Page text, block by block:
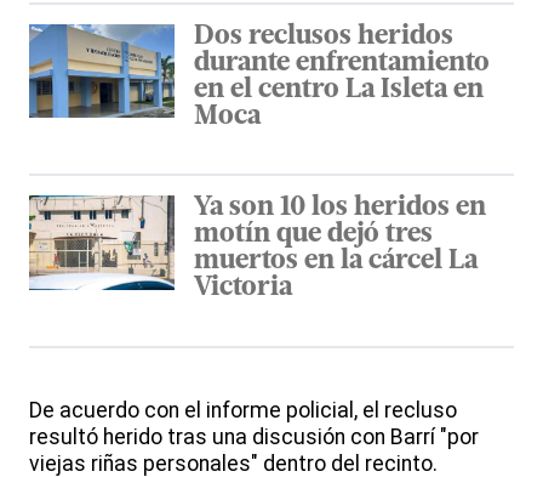
Dos reclusos heridos
durante enfrentamiento
en el centro La Isleta en
Moca
Ya son 10 los heridos en
motín que dejó tres
muertos en la cárcel La
Victoria
De acuerdo con el informe policial, el recluso
resultó herido tras una discusión con Barrí "por
viejas riñas personales" dentro del recinto.